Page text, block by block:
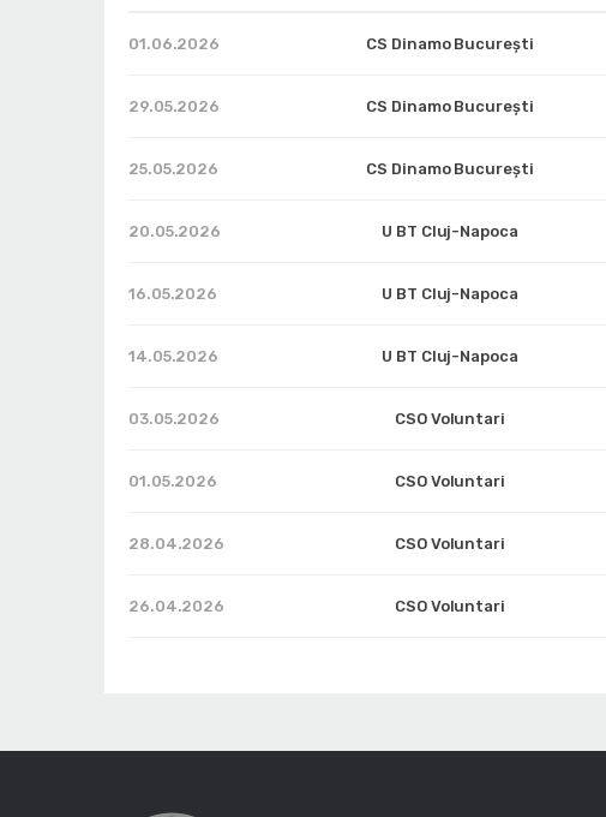
01.06.2026 CS Dinamo Bucureşti
29.05.2026 CS Dinamo Bucureşti
25.05.2026 CS Dinamo Bucureşti
20.05.2026 U BT Cluj-Napoca
16.05.2026 U BT Cluj-Napoca
14.05.2026 U BT Cluj-Napoca
03.05.2026 CSO Voluntari
01.05.2026 CSO Voluntari
28.04.2026 CSO Voluntari
26.04.2026 CSO Voluntari